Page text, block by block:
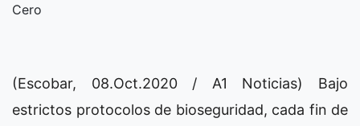
Cero
(Escobar, 08.Oct.2020 / A1 Noticias) Bajo
estrictos protocolos de bioseguridad, cada fin de